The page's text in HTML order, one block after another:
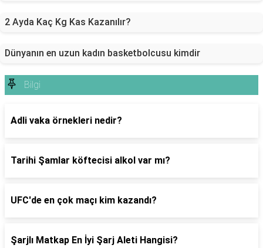
2 Ayda Kaç Kg Kas Kazanılır?
Dünyanın en uzun kadın basketbolcusu kimdir
Bilgi
Adli vaka örnekleri nedir?
Tarihi Şamlar köftecisi alkol var mı?
UFC'de en çok maçı kim kazandı?
Şarjlı Matkap En İyi Şarj Aleti Hangisi?